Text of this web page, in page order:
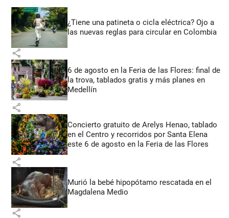
¿Tiene una patineta o cicla eléctrica? Ojo a
las nuevas reglas para circular en Colombia
share
6 de agosto en la Feria de las Flores: final de
la trova, tablados gratis y más planes en
Medellín
share
Concierto gratuito de Arelys Henao, tablado
en el Centro y recorridos por Santa Elena
este 6 de agosto en la Feria de las Flores
share
Murió la bebé hipopótamo rescatada en el
Magdalena Medio
share